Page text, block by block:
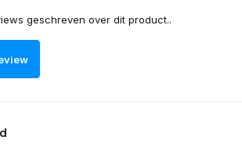
geschreven over dit product..